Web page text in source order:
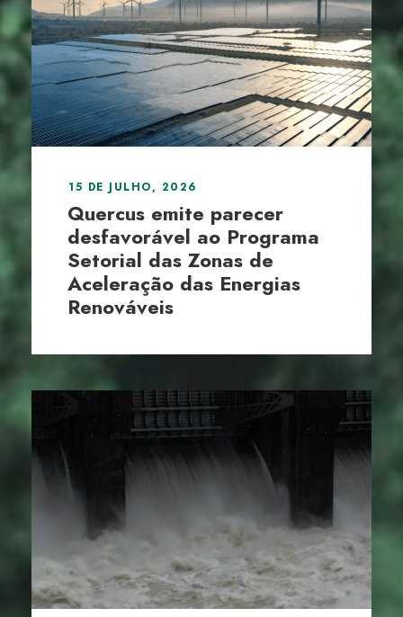
15 DE JULHO, 2026
Quercus emite parecer
desfavorável ao Programa
Setorial das Zonas de
Aceleração das Energias
Renováveis